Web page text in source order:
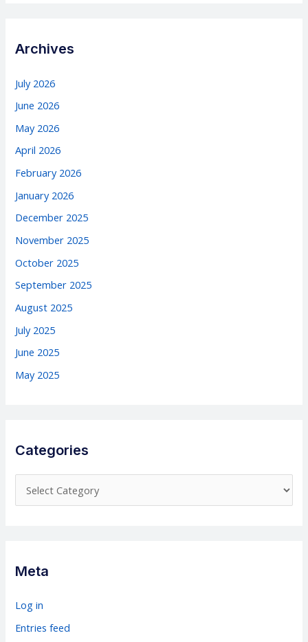
Archives
July 2026
June 2026
May 2026
April 2026
February 2026
January 2026
December 2025
November 2025
October 2025
September 2025
August 2025
July 2025
June 2025
May 2025
Categories
a
g
r
i
Meta
Log in
Entries feed